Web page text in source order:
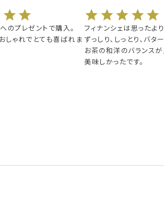
シェは思ったよりも大きく、
しっとり、バターと
御中元に新茶と濃
緒に送って喜ばれ